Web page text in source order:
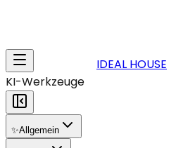
IDEAL HOUSE
KI-Werkzeuge
✨Allgemein